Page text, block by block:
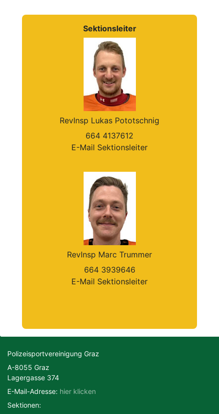
Sektionsleiter
RevInsp Lukas Pototschnig
664 4137612
E-Mail Sektionsleiter
RevInsp Marc Trummer
664 3939646
E-Mail Sektionsleiter
Polizeisportvereinigung Graz
A-8055 Graz
Lagergasse 374
E-Mail-Adresse: hier klicken
Sektionen: